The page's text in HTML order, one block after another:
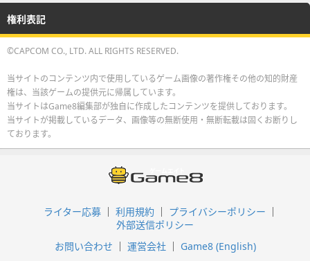
権利表記
©CAPCOM CO., LTD. ALL RIGHTS RESERVED.
当サイトのコンテンツ内で使用しているゲーム画像の著作権その他の知的財産
権は、当該ゲームの提供元に帰属しています。
当サイトはGame8編集部が独自に作成したコンテンツを提供しております。
当サイトが掲載しているデータ、画像等の無断使用・無断転載は固くお断りし
ております。
ライター応募 利用規約
プライバシーポリシー
外部送信ポリシー
お問い合わせ
運営会社 Game8 (English)